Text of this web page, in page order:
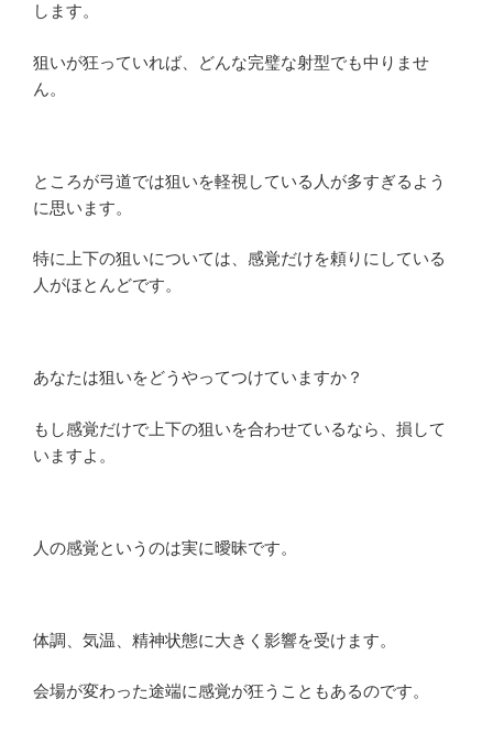
します。
狙いが狂っていれば、どんな完璧な射型でも中りませ
ん。
ところが弓道では狙いを軽視している人が多すぎるよう
に思います。
特に上下の狙いについては、感覚だけを頼りにしている
人がほとんどです。
あなたは狙いをどうやってつけていますか？
もし感覚だけで上下の狙いを合わせているなら、損して
いますよ。
人の感覚というのは実に曖昧です。
体調、気温、精神状態に大きく影響を受けます。
会場が変わった途端に感覚が狂うこともあるのです。